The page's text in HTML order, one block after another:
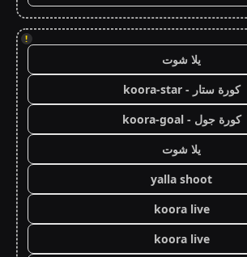
!
يلا شوت
كورة ستار - koora-star
كورة جول - koora-goal
يلا شوت
yalla shoot
koora live
koora live